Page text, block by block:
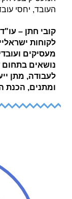
העובד, יחסי
קובי חתן –
לקוחות
מעסיקים
נושאים בתחום
לעבודה, מתן
ומתנים, הכנת